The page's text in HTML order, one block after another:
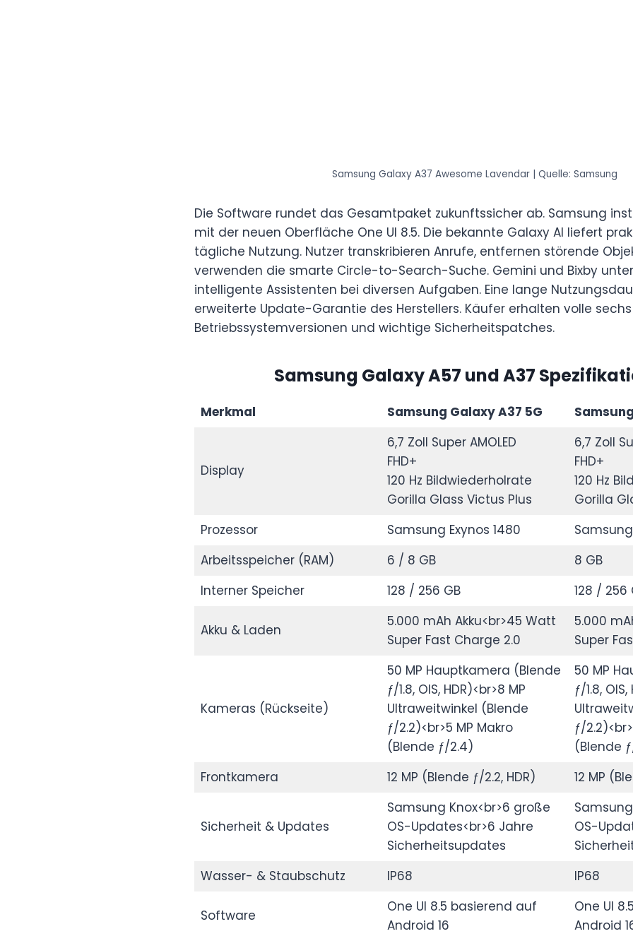
Samsung Galaxy A37 Awesome Lavendar | Quelle: Samsung
Die Software rundet das Gesamtpaket zukunftssicher ab. Samsung
mit der neuen Oberfläche One UI 8.5. Die bekannte Galaxy AI liefert
tägliche Nutzung. Nutzer transkribieren Anrufe, entfernen störende
verwenden die smarte Circle-to-Search-Suche. Gemini und Bixby
intelligente Assistenten bei diversen Aufgaben. Eine lange
erweiterte Update-Garantie des Herstellers. Käufer erhalten volle
Betriebssystemversionen und wichtige Sicherheitspatches.
Samsung Galaxy A57 und A37
Merkmal Samsung Galaxy A37 5G
Display
6,7 Zoll Super AMOLED
FHD+
120 Hz Bildwiederholrate
Gorilla Glass Victus Plus
6,7 Zoll
FHD+
120 Hz
Gorilla
Prozessor
Samsung Exynos 1480
Arbeitsspeicher (RAM)
6 / 8 GB
8 GB
Interner Speicher
128 / 256 GB 128 / 256
Akku & Laden
5.000 mAh Akku<br>45 Watt
Super Fast Charge 2.0
5.000
Super
Kameras (Rückseite)
50 MP Hauptkamera (Blende
ƒ/1.8, OIS, HDR)<br>8 MP
Ultraweitwinkel (Blende
ƒ/2.2)<br>5 MP Makro
(Blende ƒ/2.4)
50 MP
ƒ/1.8,
ƒ/
(Blende
Frontkamera
12 MP (Blende ƒ/2.2, HDR) 12 MP
Sicherheit & Updates
Samsung Knox<br>6 große
OS-Updates<br>6 Jahre
Sicherheitsupdates
OS-
Wasser- & Staubschutz
IP68 IP68
Software
One UI 8.5 basierend auf
Android 16
One UI
Android